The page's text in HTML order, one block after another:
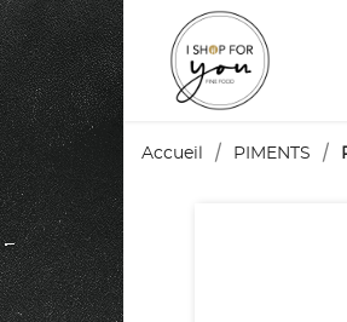
Accueil PIMENTS